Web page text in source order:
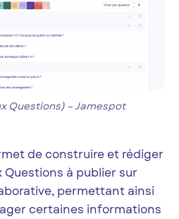
Questions) – Jamespot
de construire et rédiger
Questions à publier sur
permettant ainsi
certaines informations